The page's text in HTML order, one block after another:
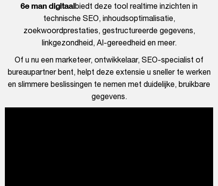
6e man digitaalbiedt deze tool realtime inzichten in
technische SEO, inhoudsoptimalisatie,
zoekwoordprestaties, gestructureerde gegevens,
linkgezondheid, AI-gereedheid en meer.
Of u nu een marketeer, ontwikkelaar, SEO-specialist of
bureaupartner bent, helpt deze extensie u sneller te werken
en slimmere beslissingen te nemen met duidelijke, bruikbare
gegevens.